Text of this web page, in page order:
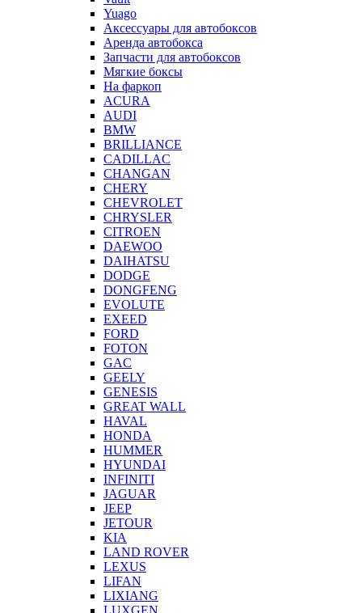
Yuago
Аксессуары для автобоксов
Аренда автобокса
Запчасти для автобоксов
Мягкие боксы
На фаркоп
ACURA
AUDI
BMW
BRILLIANCE
CADILLAC
CHANGAN
CHERY
CHEVROLET
CHRYSLER
CITROEN
DAEWOO
DAIHATSU
DODGE
DONGFENG
EVOLUTE
EXEED
FORD
FOTON
GAC
GEELY
GENESIS
GREAT WALL
HAVAL
HONDA
HUMMER
HYUNDAI
INFINITI
JAGUAR
JEEP
JETOUR
KIA
LAND ROVER
LEXUS
LIFAN
LIXIANG
LUXGEN